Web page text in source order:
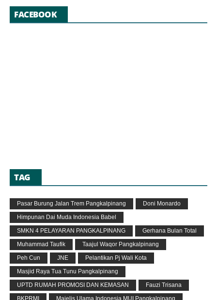
FACEBOOK
TAG
Pasar Burung Jalan Trem Pangkalpinang
Doni Monardo
Himpunan Dai Muda Indonesia Babel
SMKN 4 PELAYARAN PANGKALPINANG
Gerhana Bulan Total
Muhammad Taufik
Taajul Waqor Pangkalpinang
Peh Cun
JNE
Pelantikan Pj Wali Kota
Masjid Raya Tua Tunu Pangkalpinang
UPTD RUMAH PROMOSI DAN KEMASAN
Fauzi Trisana